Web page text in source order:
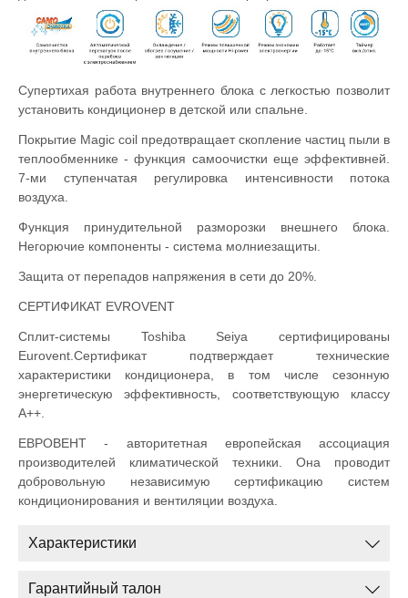
Супертихая работа внутреннего блока с легкостью позволит
установить кондиционер в детской или спальне.
Покрытие Magic coil предотвращает скопление частиц пыли в
теплообменнике - функция самоочистки еще эффективней.
7-ми ступенчатая регулировка интенсивности потока
воздуха.
Функция принудительной разморозки внешнего блока.
Негорючие компоненты - система молниезащиты.
Защита от перепадов напряжения в сети до 20%.
СЕРТИФИКАТ EVROVENT
Cплит-системы Toshiba Seiya сертифицированы
Eurovent.Сертификат подтверждает технические
характеристики кондиционера, в том числе сезонную
энергетическую эффективность, соответствующую классу
А++.
ЕВРОВЕНТ - авторитетная европейская ассоциация
производителей климатической техники. Она проводит
добровольную независимую сертификацию систем
кондиционирования и вентиляции воздуха.
Характеристики
Гарантийный талон